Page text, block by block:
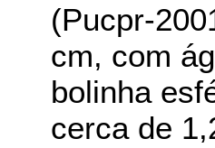
(Pucpr-
cm, com
bolinha
cerca de